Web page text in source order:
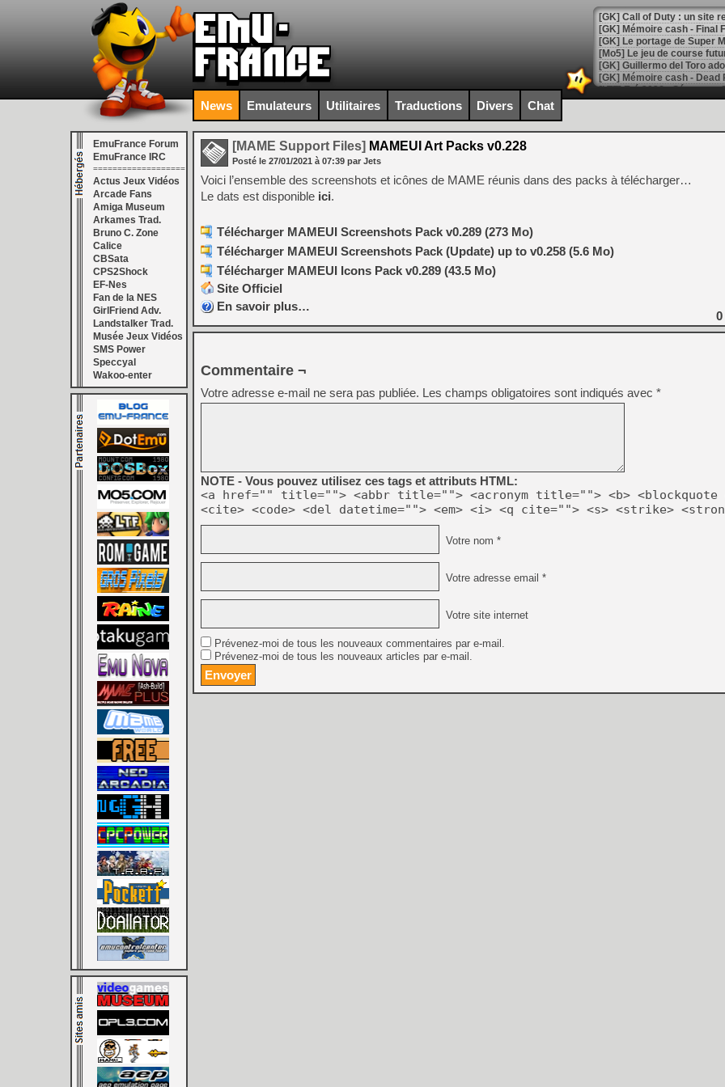
[GK] Le portage de Super
[Mo5] Le jeu de course
[GK] Guillermo del Toro
[LTF] Eté 2026 - Séquence
[GK] Mistfall Hunter :
[GK] Wo Long 2 évolue
[GK] Crossfire : un TPS à
[LS] [PS5] Premiers
[Mo5] DOOM arrive en
[GK] Bethesda fête les 30
[GK] Roblox : l'action en
[GK] Agenda - GeForce
[GK] Devolver Digital en a
[LS] [PS5] ps5-y2jb-
[GK] Pourquoi Marvel
[GK] GTA 6 : Rockstar
[GK] Hot Wheels Infinite
[GK] Mémoire cash -
[GK] Résultats Nintendo :
[GK] Déjà des
[Mo5] Brickboy cherche à
[GK] Minecraft et ses «
[GK] Beast of
[GK] Ubisoft : fin de partie
[GK] Mémoire cash -
[GK] Dan Houser (GTA)
[GK] Comment EA Sports
[GK] Crimson Moon : un
[GK] Isle of Reveries : le
News Emulateurs Utilitaires Traductions Divers Chat
EmuFrance Forum
EmuFrance IRC
===================
Actus Jeux Vidéos
Arcade Fans
Amiga Museum
Arkames Trad.
Bruno C. Zone
Calice
CBSata
CPS2Shock
EF-Nes
Fan de la NES
GirlFriend Adv.
Landstalker Trad.
Musée Jeux Vidéos
SMS Power
Speccyal
Wakoo-enter
[MAME Support Files] MAMEUI Art Packs v0.228
Posté le 27/01/2021 à 07:39 par Jets
Voici l’ensemble des screenshots et icônes de MAME réunis dans des packs à télécharger…
Le dats est disponible ici.
Télécharger MAMEUI Screenshots Pack v0.289 (273 Mo)
Télécharger MAMEUI Screenshots Pack (Update) up to v0.258 (5.6 Mo)
Télécharger MAMEUI Icons Pack v0.289 (43.5 Mo)
Site Officiel
En savoir plus…
0
Commentaire ¬
Votre adresse e-mail ne sera pas publiée. Les champs obligatoires sont indiqués avec *
NOTE - Vous pouvez utilisez ces tags et attributs HTML:
<a href="" title=""> <abbr title=""> <acronym title=""> <b> <blockquote
<cite> <code> <del datetime=""> <em> <i> <q cite=""> <s> <strike>
Votre nom *
Votre adresse email *
Votre site internet
Prévenez-moi de tous les nouveaux commentaires par e-mail.
Prévenez-moi de tous les nouveaux articles par e-mail.